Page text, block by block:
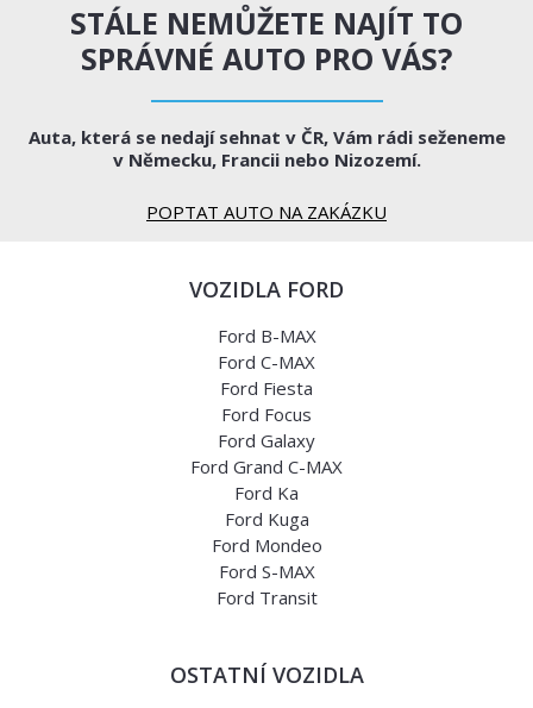
STÁLE NEMŮŽETE NAJÍT TO
SPRÁVNÉ AUTO PRO VÁS?
Auta, která se nedají sehnat v ČR, Vám rádi seženeme
v Německu, Francii nebo Nizozemí.
POPTAT AUTO NA ZAKÁZKU
VOZIDLA FORD
Ford B-MAX
Ford C-MAX
Ford Fiesta
Ford Focus
Ford Galaxy
Ford Grand C-MAX
Ford Ka
Ford Kuga
Ford Mondeo
Ford S-MAX
Ford Transit
OSTATNÍ VOZIDLA